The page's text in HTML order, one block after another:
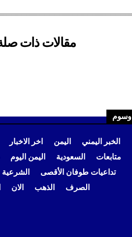
وسوم
الخبر اليمني اليمن اخر الاخبار
متابعات
السعودية اليمن اليوم
تداعيات طوفان الأقصى
الشرعية
الصرف
الذهب الان